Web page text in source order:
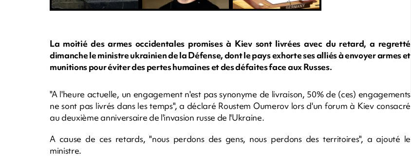
La moitié des armes occidentales promises à Kiev sont livrées avec du retard, a regretté
dimanche le ministre ukrainien de la Défense, dont le pays exhorte ses alliés à envoyer armes et
munitions pour éviter des pertes humaines et des défaites face aux Russes.
"A l'heure actuelle, un engagement n'est pas synonyme de livraison, 50% de (ces) engagements
ne sont pas livrés dans les temps", a déclaré Roustem Oumerov lors d'un forum à Kiev consacré
au deuxième anniversaire de l'invasion russe de l'Ukraine.
A cause de ces retards, "nous perdons des gens, nous perdons des territoires", a ajouté le
ministre.